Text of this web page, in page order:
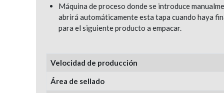
Máquina de proceso donde se introduce
abrirá automáticamente esta tapa cuando haya
para el siguiente producto a empacar.
Velocidad de producción
Área de sellado